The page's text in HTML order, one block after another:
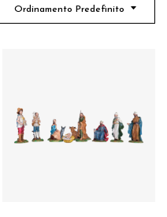
Ordinamento Predefinito